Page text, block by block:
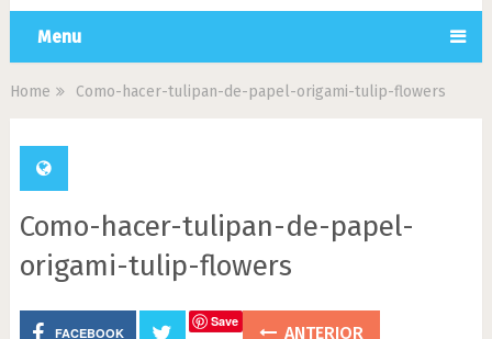
Menu
Home Como-hacer-tulipan-de-papel-origami-tulip-flowers
Como-hacer-tulipan-de-papel-
origami-tulip-flowers
FACEBOOK
Save
ANTERIOR